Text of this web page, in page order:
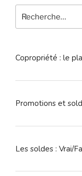
pour
Copropriété : le
Promotions et
Les soldes : Vrai/